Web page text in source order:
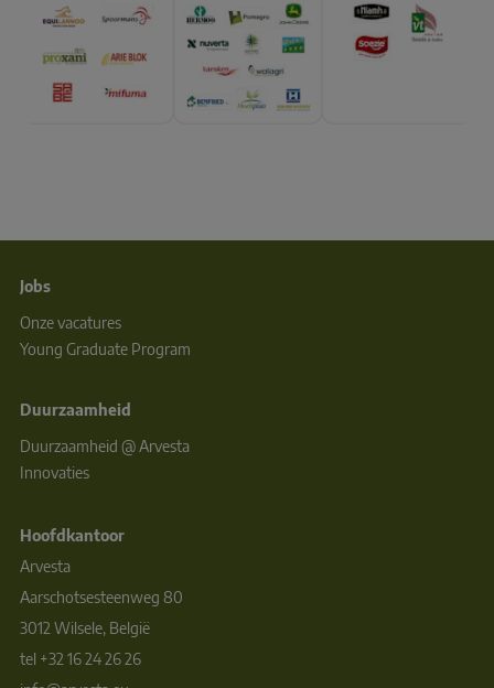
Jobs
Onze vacatures
Young Graduate Program
Duurzaamheid
Duurzaamheid @ Arvesta
Innovaties
Hoofdkantoor
Arvesta
Aarschotsesteenweg 80
3012 Wilsele, België
tel +32 16 24 26 26